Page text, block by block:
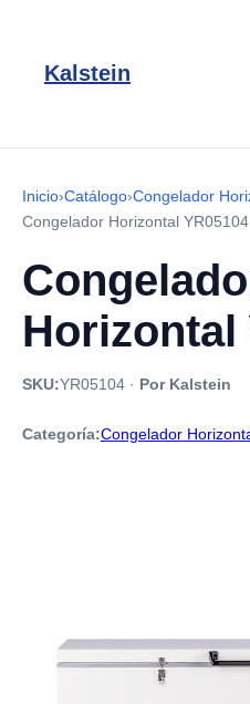
Kalstein
Inicio›Catálogo›Congelador
Congelador Horizontal YR05104
Horizontal
SKU:YR05104 · Por Kalstein
Categoría:Congelador